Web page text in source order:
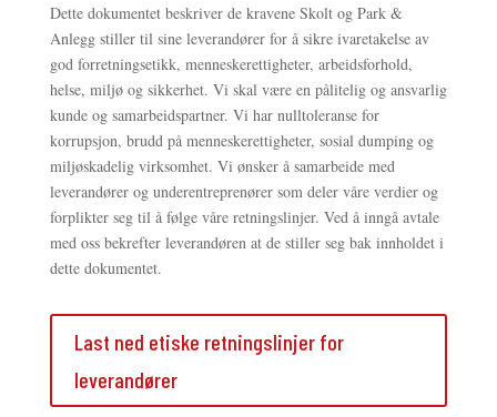
Dette dokumentet beskriver de kravene Skolt og Park &
Anlegg stiller til sine leverandører for å sikre ivaretakelse av
god forretningsetikk, menneskerettigheter, arbeidsforhold,
helse, miljø og sikkerhet. Vi skal være en pålitelig og ansvarlig
kunde og samarbeidspartner. Vi har nulltoleranse for
korrupsjon, brudd på menneskerettigheter, sosial dumping og
miljøskadelig virksomhet. Vi ønsker å samarbeide med
leverandører og underentreprenører som deler våre verdier og
forplikter seg til å følge våre retningslinjer. Ved å inngå avtale
med oss bekrefter leverandøren at de stiller seg bak innholdet i
dette dokumentet.
Last ned etiske retningslinjer for
leverandører